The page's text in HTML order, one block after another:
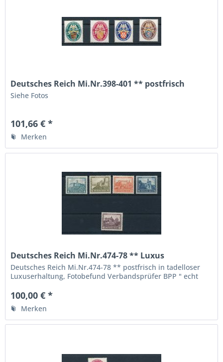
Deutsches Reich Mi.Nr.398-401 ** postfrisch
Siehe Fotos
101,66 € *
Merken
Deutsches Reich Mi.Nr.474-78 ** Luxus
Fotobefund BPP
Deutsches Reich Mi.Nr.474-78 ** postfrisch in tadelloser
Luxuserhaltung, Fotobefund Verbandsprüfer BPP " echt
100,00 € *
Merken